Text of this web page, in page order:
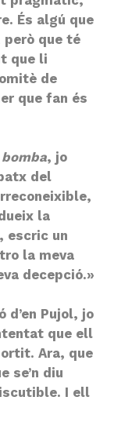
És algú que
però que té
que li
de
que fan és
bomba, jo
del
la
escric un
la meva
decepció.»
d’en Pujol, jo
que ell
Ara, que
se’n diu
I ell